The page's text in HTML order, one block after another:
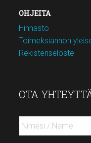
OHJEITA
Hinnasto
Toimeksiannon
Rekisteriseloste
OTA